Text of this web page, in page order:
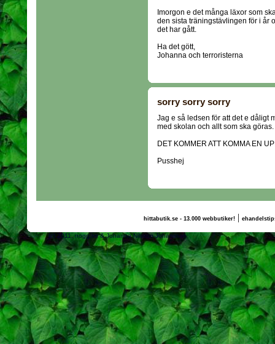
Imorgon e det många läxor som
den sista träningstävlingen för i år
det har gått.
Ha det gött,
Johanna och terroristerna
sorry sorry sorry
Jag e så ledsen för att det e dåligt
med skolan och allt som ska göras.
DET KOMMER ATT KOMMA EN
Pusshej
hittabutik.se - 13.000 webbutiker!|
(c) 2011, nogg.se & Johanna Nilsson Johansson